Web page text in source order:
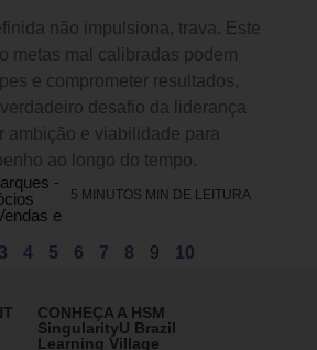
não impulsiona, trava. Este
metas mal calibradas podem
e comprometer resultados,
desafio da liderança
ambição e viabilidade para
ao longo do tempo.
-
e
5 MINUTOS MIN DE LEITURA
3 4 5 6 7 8 9 10
CONHEÇA A HSM
SingularityU Brazil
Learning Village